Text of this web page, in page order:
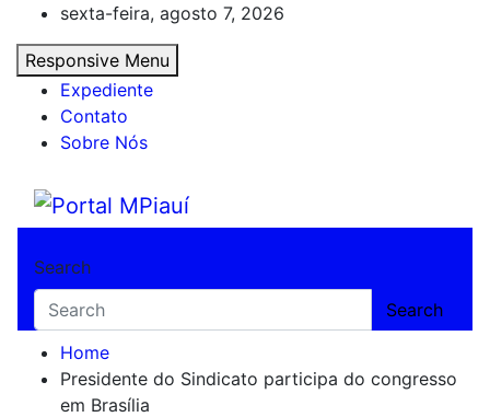
content
sexta-feira, agosto 7, 2026
Responsive Menu
Expediente
Contato
Sobre Nós
Portal MPiauí
Search
Search
Home
Presidente do Sindicato participa do congresso
em Brasília